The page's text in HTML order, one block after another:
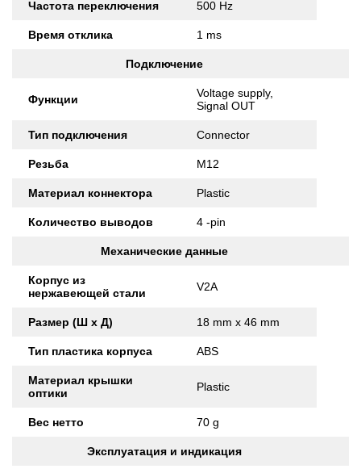
Частота переключения 500 Hz
Время отклика 1 ms
Подключение
Функции
Voltage supply,
Signal OUT
Тип подключения Connector
Резьба M12
Материал коннектора Plastic
Количество выводов 4 -pin
Механические данные
Корпус из
нержавеющей стали
V2A
Размер (Ш x Д) 18 mm x 46 mm
Тип пластика корпуса ABS
Материал крышки
оптики
Plastic
Вес нетто 70 g
Эксплуатация и индикация